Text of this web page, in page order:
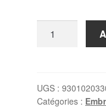
Porsche
911
UGS :
Catégories :